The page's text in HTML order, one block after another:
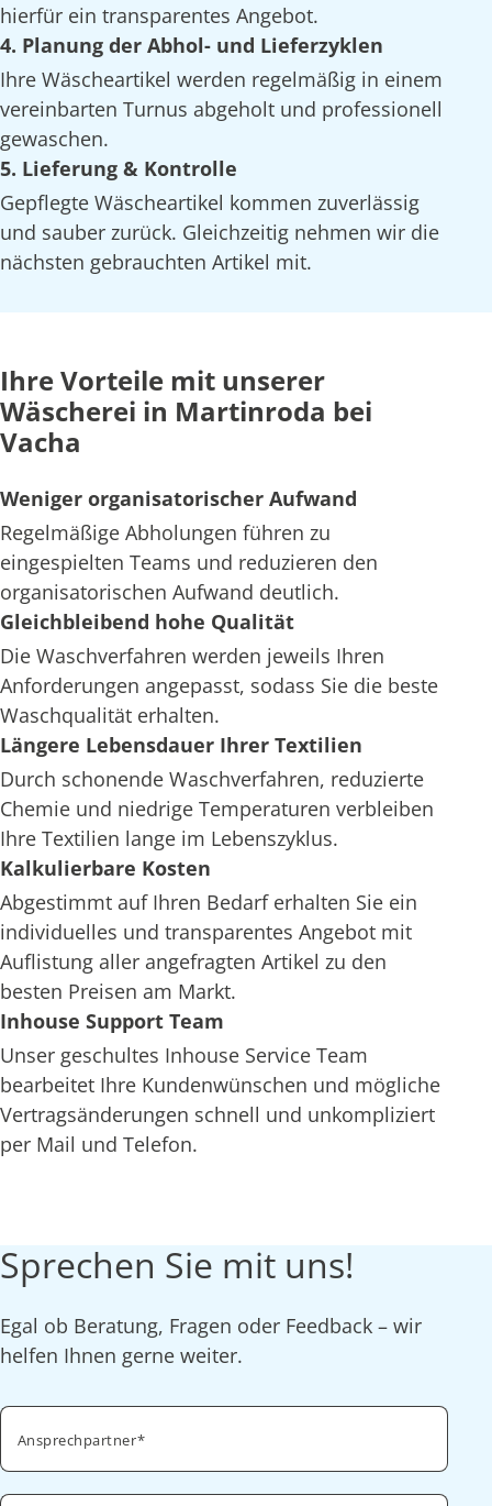
hierfür ein transparentes Angebot.
4. Planung der Abhol- und Lieferzyklen
Ihre Wäscheartikel werden regelmäßig in einem
vereinbarten Turnus abgeholt und professionell
gewaschen.
5. Lieferung & Kontrolle
Gepflegte Wäscheartikel kommen zuverlässig
und sauber zurück. Gleichzeitig nehmen wir die
nächsten gebrauchten Artikel mit.
Ihre Vorteile mit unserer
Wäscherei in Martinroda bei
Vacha
Weniger organisatorischer Aufwand
Regelmäßige Abholungen führen zu
eingespielten Teams und reduzieren den
organisatorischen Aufwand deutlich.
Gleichbleibend hohe Qualität
Die Waschverfahren werden jeweils Ihren
Anforderungen angepasst, sodass Sie die beste
Waschqualität erhalten.
Längere Lebensdauer Ihrer Textilien
Durch schonende Waschverfahren, reduzierte
Chemie und niedrige Temperaturen verbleiben
Ihre Textilien lange im Lebenszyklus.
Kalkulierbare Kosten
Abgestimmt auf Ihren Bedarf erhalten Sie ein
individuelles und transparentes Angebot mit
Auflistung aller angefragten Artikel zu den
besten Preisen am Markt.
Inhouse Support Team
Unser geschultes Inhouse Service Team
bearbeitet Ihre Kundenwünschen und mögliche
Vertragsänderungen schnell und unkompliziert
per Mail und Telefon.
Sprechen Sie mit uns!
Egal ob Beratung, Fragen oder Feedback – wir
helfen Ihnen gerne weiter.
Ansprechpartner